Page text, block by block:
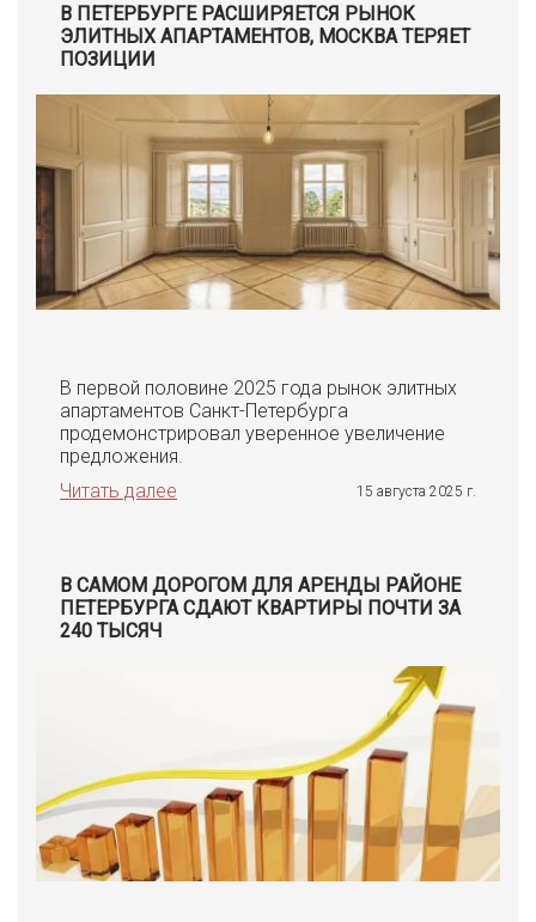
В ПЕТЕРБУРГЕ РАСШИРЯЕТСЯ РЫНОК
ЭЛИТНЫХ АПАРТАМЕНТОВ, МОСКВА ТЕРЯЕТ
ПОЗИЦИИ
В первой половине 2025 года рынок элитных
апартаментов Санкт-Петербурга
продемонстрировал уверенное увеличение
предложения.
Читать далее
15 августа 2025 г.
В САМОМ ДОРОГОМ ДЛЯ АРЕНДЫ РАЙОНЕ
ПЕТЕРБУРГА СДАЮТ КВАРТИРЫ ПОЧТИ ЗА
240 ТЫСЯЧ